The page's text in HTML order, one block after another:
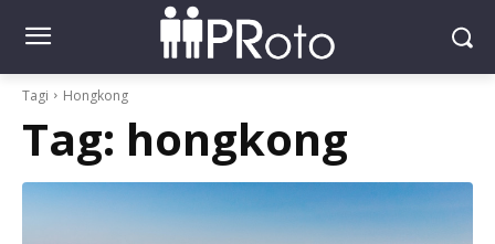
Tagi Hongkong
Tag: hongkong